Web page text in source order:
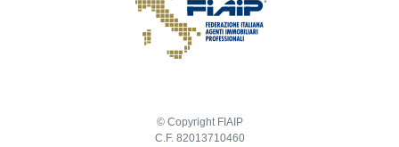
© Copyright FIAIP
C.F. 82013710460